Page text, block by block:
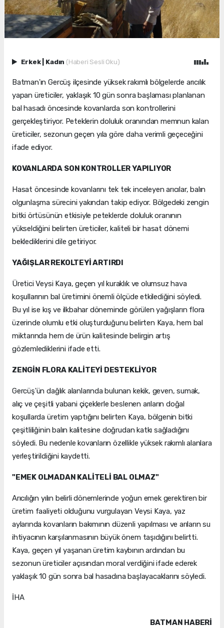
Erkek Kadın (Haberi Sesli Oku)
Batman'ın Gercüş ilçesinde yüksek rakımlı bölgelerde arıcılık
yapan üreticiler, yaklaşık 10 gün sonra başlaması planlanan
bal hasadı öncesinde kovanlarda son kontrollerini
gerçekleştiriyor. Peteklerin doluluk oranından memnun kalan
üreticiler, sezonun geçen yıla göre daha verimli geçeceğini
ifade ediyor.
KOVANLARDA SON KONTROLLER YAPILIYOR
Hasat öncesinde kovanlarını tek tek inceleyen arıcılar, balın
olgunlaşma sürecini yakından takip ediyor. Bölgedeki zengin
bitki örtüsünün etkisiyle peteklerde doluluk oranının
yükseldiğini belirten üreticiler, kaliteli bir hasat dönemi
beklediklerini dile getiriyor.
YAĞIŞLAR REKOLTEYİ ARTIRDI
Üretici Veysi Kaya, geçen yıl kuraklık ve olumsuz hava
koşullarının bal üretimini önemli ölçüde etkilediğini söyledi.
Bu yıl ise kış ve ilkbahar döneminde görülen yağışların flora
üzerinde olumlu etki oluşturduğunu belirten Kaya, hem bal
miktarında hem de ürün kalitesinde belirgin artış
gözlemlediklerini ifade etti.
ZENGİN FLORA KALİTEYİ DESTEKLİYOR
Gercüş'ün dağlık alanlarında bulunan kekik, geven, sumak,
alıç ve çeşitli yabani çiçeklerle beslenen arıların doğal
koşullarda üretim yaptığını belirten Kaya, bölgenin bitki
çeşitliliğinin balın kalitesine doğrudan katkı sağladığını
söyledi. Bu nedenle kovanların özellikle yüksek rakımlı alanlara
yerleştirildiğini kaydetti.
"EMEK OLMADAN KALİTELİ BAL OLMAZ"
Arıcılığın yılın belirli dönemlerinde yoğun emek gerektiren bir
üretim faaliyeti olduğunu vurgulayan Veysi Kaya, yaz
aylarında kovanların bakımının düzenli yapılması ve arıların su
ihtiyacının karşılanmasının büyük önem taşıdığını belirtti.
Kaya, geçen yıl yaşanan üretim kaybının ardından bu
sezonun üreticiler açısından moral verdiğini ifade ederek
yaklaşık 10 gün sonra bal hasadına başlayacaklarını söyledi.
İHA
BATMAN HABERİ